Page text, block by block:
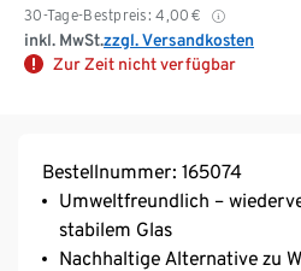
30-Tage-Bestpreis: 4,00 €
inkl. MwSt.zzgl. Versandkosten
Zur Zeit nicht verfügbar
Bestellnummer: 165074
Umweltfreundlich –
stabilem Glas
Nachhaltige Alternative zu